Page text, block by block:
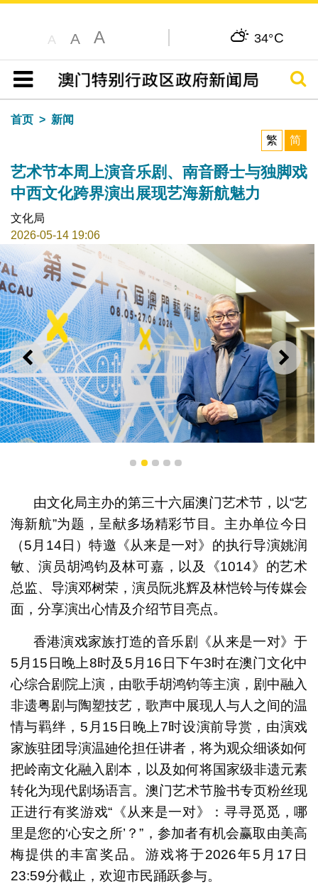
A A A 34°C
目录
搜寻
首页
新闻
繁
简
艺术节本周上演音乐剧、南音爵士与独脚戏
中西文化跨界演出展现艺海新航魅力
文化局
2026-05-14 19:06
上一则 下一
阮兆辉
1 2 3 4 5
由文化局主办的第三十六届澳门艺术节，以“艺
海新航”为题，呈献多场精彩节目。主办单位今日
（5月14日）特邀《从来是一对》的执行导演姚润
敏、演员胡鸿钧及林可嘉，以及《1014》的艺术
总监、导演邓树荣，演员阮兆辉及林恺铃与传媒会
面，分享演出心情及介绍节目亮点。
香港演戏家族打造的音乐剧《从来是一对》于
5月15日晚上8时及5月16日下午3时在澳门文化中
心综合剧院上演，由歌手胡鸿钧等主演，剧中融入
非遗粤剧与陶塑技艺，歌声中展现人与人之间的温
情与羁绊，5月15日晚上7时设演前导赏，由演戏
家族驻团导演温廸伦担任讲者，将为观众细谈如何
把岭南文化融入剧本，以及如何将国家级非遗元素
转化为现代剧场语言。澳门艺术节脸书专页粉丝现
正进行有奖游戏“《从来是一对》：寻寻觅觅，哪
里是您的‘心安之所’？”，参加者有机会赢取由美高
梅提供的丰富奖品。游戏将于2026年5月17日
23:59分截止，欢迎市民踊跃参与。